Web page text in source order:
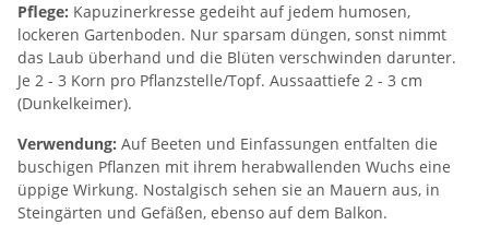
Pflege: Kapuzinerkresse gedeiht auf jedem humosen,
lockeren Gartenboden. Nur sparsam düngen, sonst nimmt
das Laub überhand und die Blüten verschwinden darunter.
Je 2 - 3 Korn pro Pflanzstelle/Topf. Aussaattiefe 2 - 3 cm
(Dunkelkeimer).
Verwendung: Auf Beeten und Einfassungen entfalten die
buschigen Pflanzen mit ihrem herabwallenden Wuchs eine
üppige Wirkung. Nostalgisch sehen sie an Mauern aus, in
Steingärten und Gefäßen, ebenso auf dem Balkon.